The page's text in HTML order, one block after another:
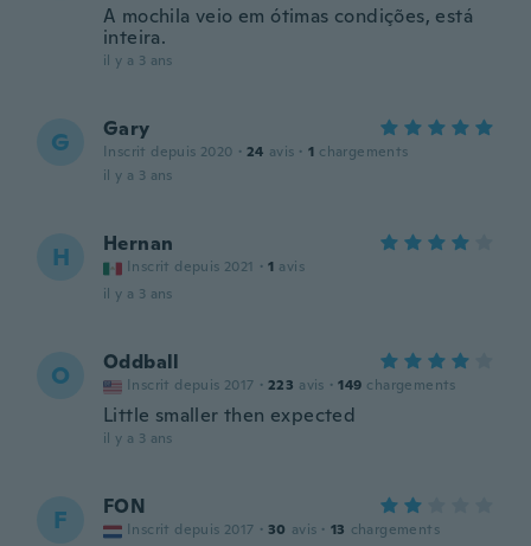
A mochila veio em ótimas condições, está
inteira.
il y a 3 ans
G Gary
Inscrit depuis 2020 · 24 avis · 1 chargements
il y a 3 ans
H Hernan
Inscrit depuis 2021 · 1 avis
il y a 3 ans
O Oddball
Inscrit depuis 2017 · 223 avis · 149 chargements
Little smaller then expected
il y a 3 ans
F FON
Inscrit depuis 2017 · 30 avis · 13 chargements